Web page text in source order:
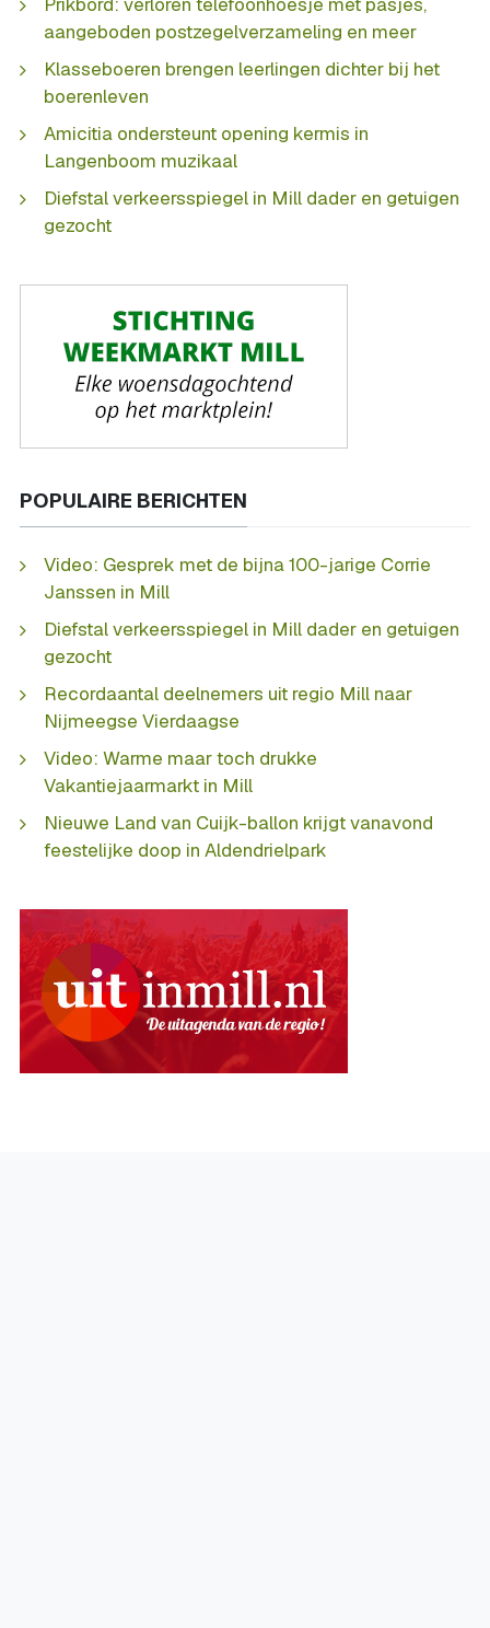
aangeboden postzegelverzameling en meer
Klasseboeren brengen leerlingen dichter bij het
boerenleven
Amicitia ondersteunt opening kermis in
Langenboom muzikaal
Diefstal verkeersspiegel in Mill dader en getuigen
gezocht
POPULAIRE BERICHTEN
Video: Gesprek met de bijna 100-jarige Corrie
Janssen in Mill
Diefstal verkeersspiegel in Mill dader en getuigen
gezocht
Recordaantal deelnemers uit regio Mill naar
Nijmeegse Vierdaagse
Video: Warme maar toch drukke
Vakantiejaarmarkt in Mill
Nieuwe Land van Cuijk-ballon krijgt vanavond
feestelijke doop in Aldendrielpark